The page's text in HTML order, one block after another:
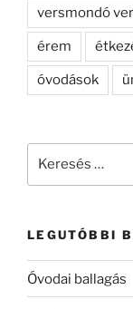
versmondó
érem
óvodások
LEGUTÓBBI
Óvodai ballagás